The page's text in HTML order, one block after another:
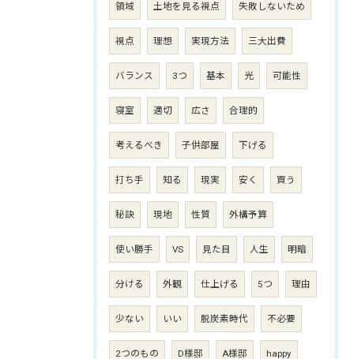
領域 土地を見る視点 失敗しないため
視点 理想 実現方法 三大出費
バランス 3つ 基本 光 可能性
寝室 適切 広さ 合理的
考えるべき 子供部屋 下げる
打ち手 知る 現実 安く 買う
秘訣 現地 性質 外構予算
使い勝手 VS 見た目 人生 明暗
分ける 外観 仕上げる 5つ 理由
少ない いい 脱炭素時代 不必要
2つのもの D様邸 A様邸 happy